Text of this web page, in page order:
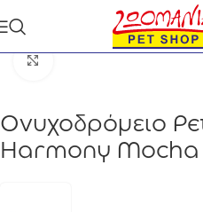
ΓΑΤΑ
Ονυχοδρόμειο
Harmony Mocha